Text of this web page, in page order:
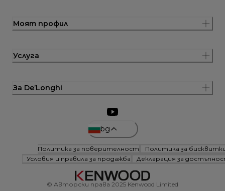
Моят профил
Услуга
За De’Longhi
bg
Политика за поверителност
Политика за
Условия и правила за продажба
Декларация за
© Авторски права 2025 Kenwood Limited